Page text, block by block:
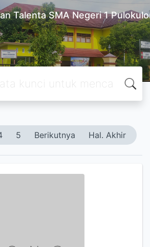
Talenta SMA Negeri 1
5 Berikutnya Hal. Akhir